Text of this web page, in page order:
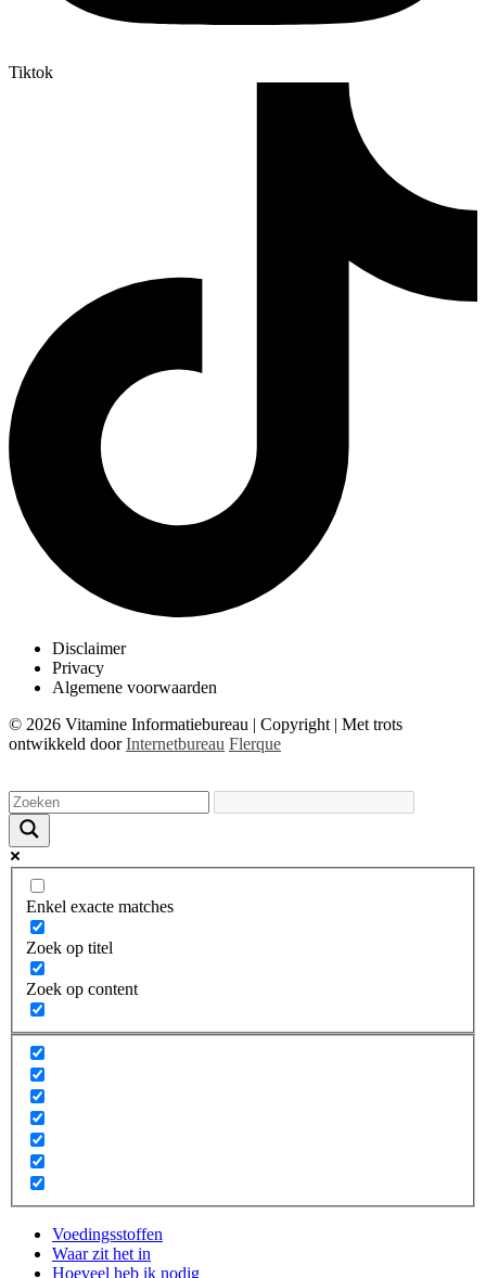
Tiktok
Disclaimer
Privacy
Algemene voorwaarden
© 2026 Vitamine Informatiebureau | Copyright | Met trots
ontwikkeld doorInternetbureau Flerque
Enkel exacte matches
Zoek op titel
Zoek op content
Voedingsstoffen
Waar zit het in
Hoeveel heb ik nodig